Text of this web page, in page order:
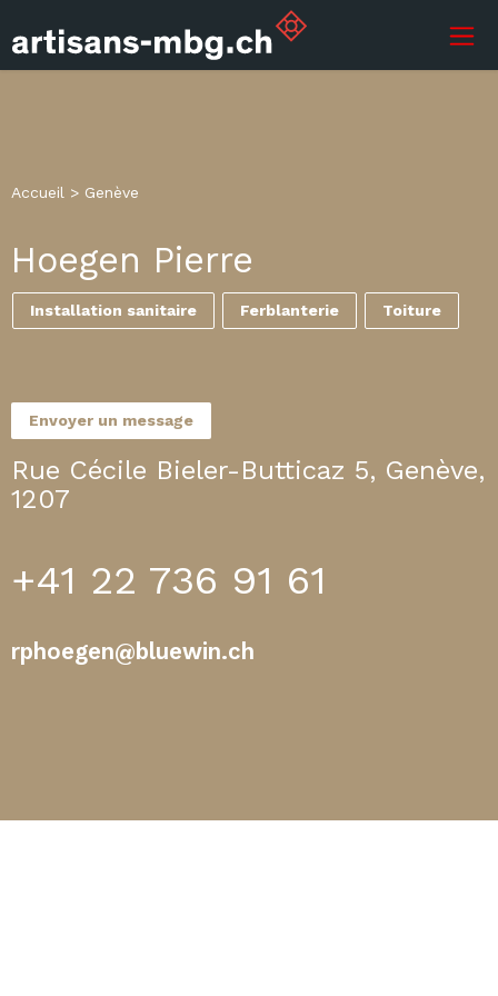
Accueil > Genève
Hoegen Pierre
Installation sanitaire Ferblanterie Toiture
Envoyer un message
Rue Cécile Bieler-Butticaz 5, Genève,
1207
+41 22 736 91 61
rphoegen@bluewin.ch